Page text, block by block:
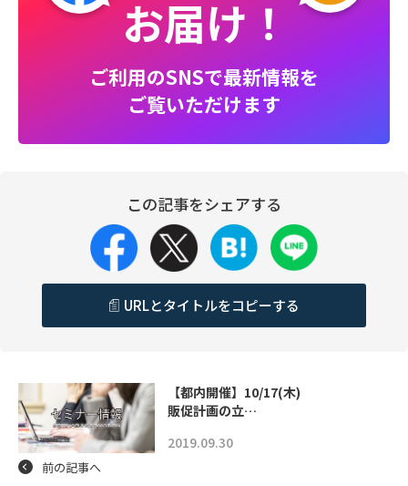
お届け！
ご利用のSNSで最新情報を
ご覧いただけます
この記事をシェアする
URLとタイトルをコピーする
【都内開催】10/17(木)
販促計画の立…
2019.09.30
前の記事へ